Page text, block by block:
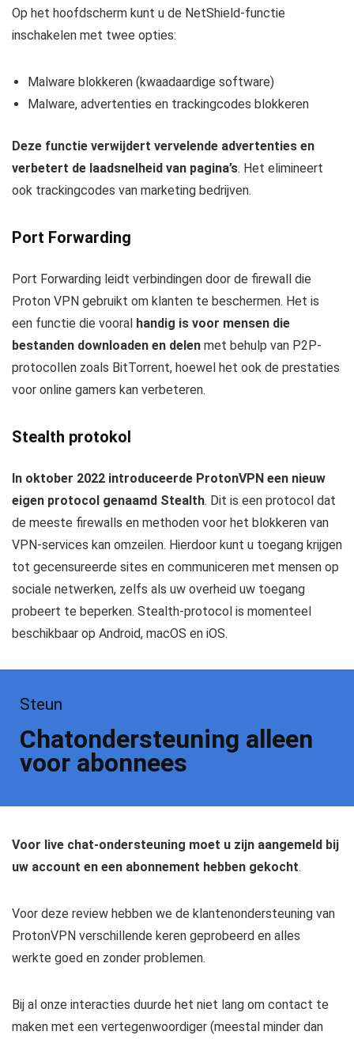
Op het hoofdscherm kunt u de NetShield-functie
inschakelen met twee opties:
Malware blokkeren (kwaadaardige software)
Malware, advertenties en trackingcodes blokkeren
Deze functie verwijdert vervelende advertenties en
verbetert de laadsnelheid van pagina’s. Het elimineert
ook trackingcodes van marketing bedrijven.
Port Forwarding
Port Forwarding leidt verbindingen door de firewall die
Proton VPN gebruikt om klanten te beschermen. Het is
een functie die vooral handig is voor mensen die
bestanden downloaden en delen met behulp van P2P-
protocollen zoals BitTorrent, hoewel het ook de prestaties
voor online gamers kan verbeteren.
Stealth protokol
In oktober 2022 introduceerde ProtonVPN een nieuw
eigen protocol genaamd Stealth. Dit is een protocol dat
de meeste firewalls en methoden voor het blokkeren van
VPN-services kan omzeilen. Hierdoor kunt u toegang krijgen
tot gecensureerde sites en communiceren met mensen op
sociale netwerken, zelfs als uw overheid uw toegang
probeert te beperken. Stealth-protocol is momenteel
beschikbaar op Android, macOS en iOS.
Steun
Chatondersteuning alleen
voor abonnees
Voor live chat-ondersteuning moet u zijn aangemeld bij
uw account en een abonnement hebben gekocht.
Voor deze review hebben we de klantenondersteuning van
ProtonVPN verschillende keren geprobeerd en alles
werkte goed en zonder problemen.
Bij al onze interacties duurde het niet lang om contact te
maken met een vertegenwoordiger (meestal minder dan